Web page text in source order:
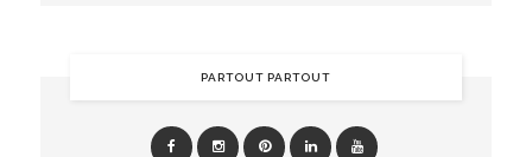
PARTOUT PARTOUT